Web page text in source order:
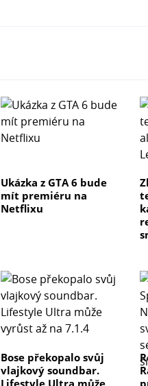
Ukázka z GTA 6 bude
mít premiéru na
Netflixu
Bose překopalo svůj
vlajkový soundbar.
Lifestyle Ultra může